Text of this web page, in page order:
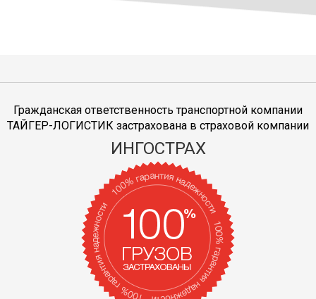
Гражданская ответственность транспортной компании
ТАЙГЕР-ЛОГИСТИК застрахована в страховой компании
ИНГОСТРАХ